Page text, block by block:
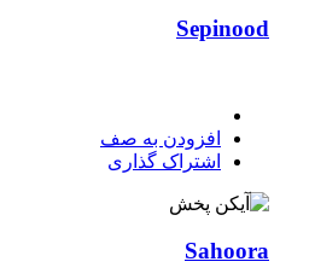
Sepinood
افزودن به صف
اشتراک گذاری
Sahoora